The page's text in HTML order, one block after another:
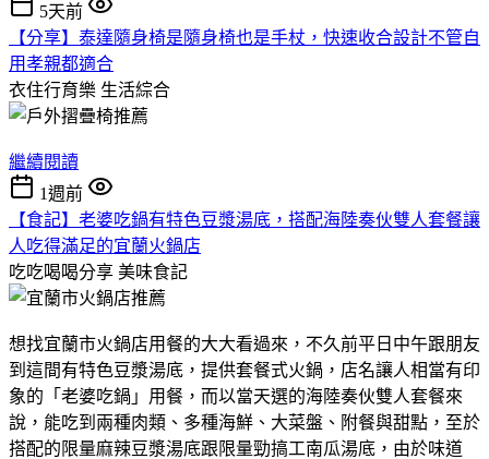
5天前
【分享】泰達隨身椅是隨身椅也是手杖，快速收合設計不管自
用孝親都適合
衣住行育樂 生活綜合
繼續閱讀
1週前
【食記】老婆吃鍋有特色豆漿湯底，搭配海陸奏伙雙人套餐讓
人吃得滿足的宜蘭火鍋店
吃吃喝喝分享 美味食記
想找宜蘭市火鍋店用餐的大大看過來，不久前平日中午跟朋友
到這間有特色豆漿湯底，提供套餐式火鍋，店名讓人相當有印
象的「老婆吃鍋」用餐，而以當天選的海陸奏伙雙人套餐來
說，能吃到兩種肉類、多種海鮮、大菜盤、附餐與甜點，至於
搭配的限量麻辣豆漿湯底跟限量勁搞工南瓜湯底，由於味道